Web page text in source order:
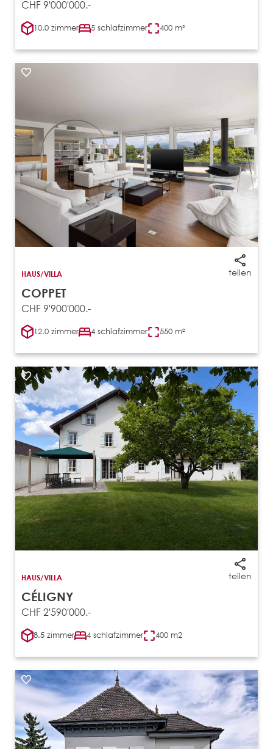
CHF 9'000'000.-
10.0 zimmer 5 schlafzimmer 400 m²
teilen
HAUS/VILLA
COPPET
CHF 9'900'000.-
12.0 zimmer 4 schlafzimmer 550 m²
teilen
HAUS/VILLA
CÉLIGNY
CHF 2'590'000.-
8.5 zimmer 4 schlafzimmer 400 m2